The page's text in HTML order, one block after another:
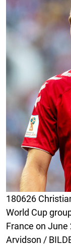
180626
World Cup
France on
Arvidson /